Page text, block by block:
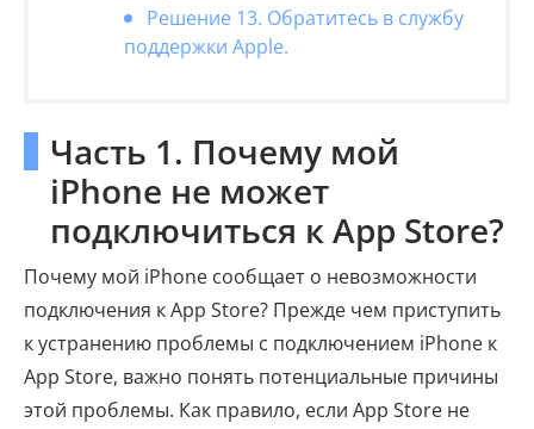
Решение 13. Обратитесь в службу
поддержки Apple.
Часть 1. Почему мой
iPhone не может
подключиться к App Store?
Почему мой iPhone сообщает о невозможности
подключения к App Store? Прежде чем приступить
к устранению проблемы с подключением iPhone к
App Store, важно понять потенциальные причины
этой проблемы. Как правило, если App Store не